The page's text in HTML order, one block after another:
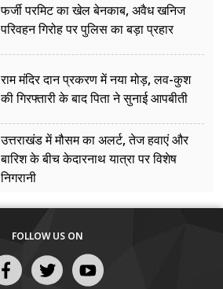
फर्जी परमिट का खेल बेनकाब, अवैध खनिज
परिवहन गिरोह पर पुलिस का बड़ा प्रहार
राम मंदिर दान प्रकरण में नया मोड़, लव-कुश
की गिरफ्तारी के बाद पिता ने सुनाई आपबीती
उत्तराखंड में मौसम का अलर्ट, तेज हवाएं और
बारिश के बीच केदारनाथ यात्रा पर विशेष
निगरानी
FOLLOW US ON